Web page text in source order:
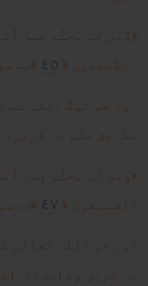
﴿ وَمَن لَم يَحكُم بِما
الظّـلِمونَ ﴿ ٤٥ ﴾...
اور جو لوگ اللہ کے
مطابق حکم نہ کریں،
﴿ وَمَن لَم يَحكُم بِما
الفـسِقونَ ﴿ ٤٧ ﴾...
اور جو اللہ تعالیٰ
نہ کریں وه (بدکار)